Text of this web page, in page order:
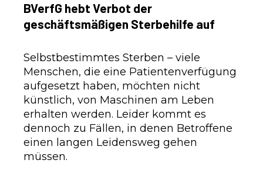
BVerfG hebt Verbot der
geschäftsmäßigen Sterbehilfe auf
Selbstbestimmtes Sterben – viele
Menschen, die eine Patientenverfügung
aufgesetzt haben, möchten nicht
künstlich, von Maschinen am Leben
erhalten werden. Leider kommt es
dennoch zu Fällen, in denen Betroffene
einen langen Leidensweg gehen
müssen.